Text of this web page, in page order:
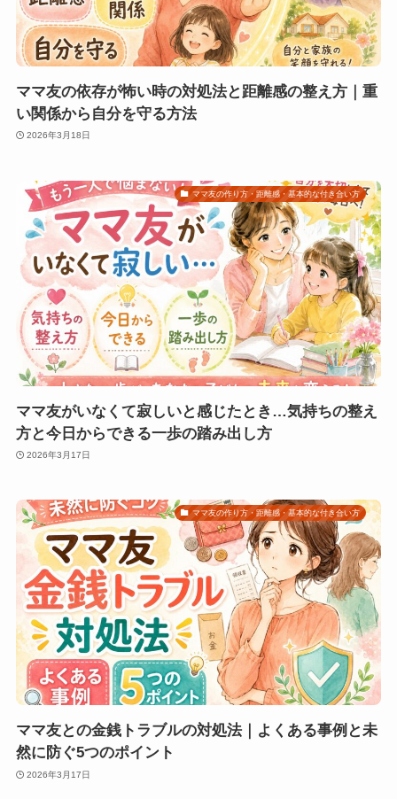
ママ友の依存が怖い時の対処法と距離感の整え方｜重
い関係から自分を守る方法
2026年3月18日
ママ友の作り方・距離感・基本的な付き合い方
ママ友がいなくて寂しいと感じたとき…気持ちの整え
方と今日からできる一歩の踏み出し方
2026年3月17日
ママ友の作り方・距離感・基本的な付き合い方
ママ友との金銭トラブルの対処法｜よくある事例と未
然に防ぐ5つのポイント
2026年3月17日